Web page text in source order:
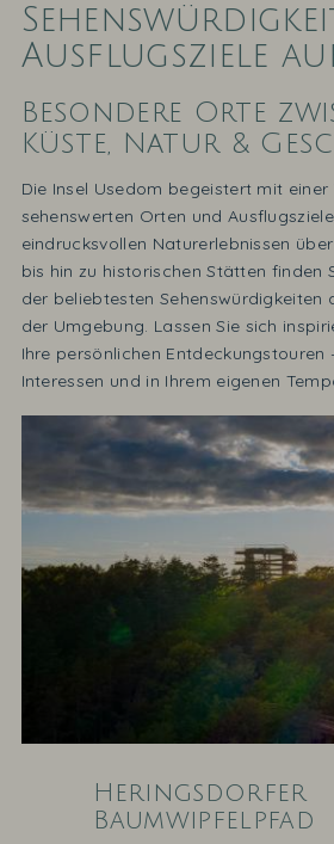
1 2
Ausflugsziele
Besondere Orte
Küste, Natur &
Die Insel Usedom begeistert mit einer
sehenswerten Orten und
eindrucksvollen Naturerlebnissen
bis hin zu historischen Stätten finden
der beliebtesten Sehenswürdigkeiten
der Umgebung. Lassen Sie sich
Ihre persönlichen Entdeckungstouren
Interessen und in Ihrem eigenen
Heringsdorfer
Baumwipfelpfad